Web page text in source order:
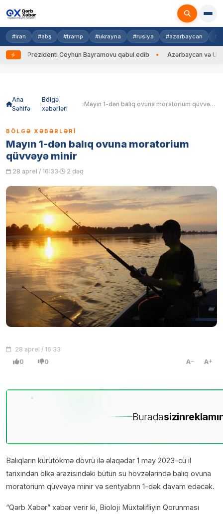
#iran #abş #tramp #ukrayna #rusiya #azərbaycan
Prezidenti Ceyhun Bayramovu qəbul edib Azərbaycan və
Ana
Səhifə
Bölgə
xəbərləri
Mayın 1-dən balıq ovuna moratorium qüvvəyə minir
BÖLGƏ XƏBƏRLƏRI
Mayın 1-dən balıq ovuna moratorium
qüvvəyə minir
28 aprel / 16:33 2 dəq
28 aprel / 16:33
0 0 A A
Buradasizin
Balıqların kürütökmə dövrü ilə əlaqədar 1 may 2023-cü il
tarixindən ölkə ərazisindəki bütün su hövzələrində balıq ovuna
moratorium qüvvəyə minir və sentyabrın 1-dək davam edəcək.
“Qərb Xəbər” xəbər verir ki, Bioloji Müxtəlifliyin Qorunması